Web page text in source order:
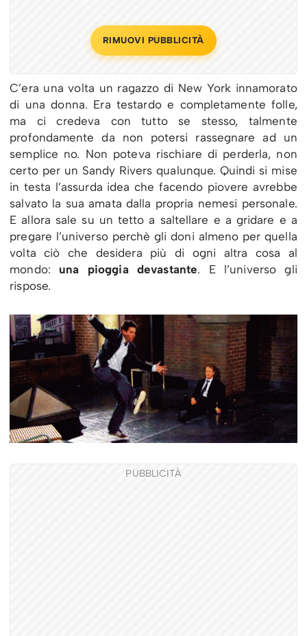
RIMUOVI PUBBLICITÀ
C’era una volta un ragazzo di New York innamorato
di una donna. Era testardo e completamente folle,
ma ci credeva con tutto se stesso, talmente
profondamente da non potersi rassegnare ad un
semplice no. Non poteva rischiare di perderla, non
certo per un Sandy Rivers qualunque. Quindi si mise
in testa l’assurda idea che facendo piovere avrebbe
salvato la sua amata dalla propria nemesi personale.
E allora sale su un tetto a saltellare e a gridare e a
pregare l’universo perchè gli doni almeno per quella
volta ciò che desidera più di ogni altra cosa al
mondo: una pioggia devastante. E l’universo gli
rispose.
PUBBLICITÀ